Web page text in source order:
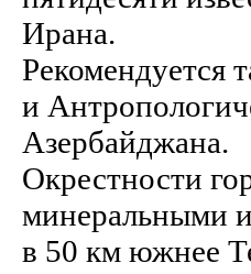
Ирана.
Рекомендуется
и
Азербайджана.
Окрестности
минеральными
в 50 км южнее